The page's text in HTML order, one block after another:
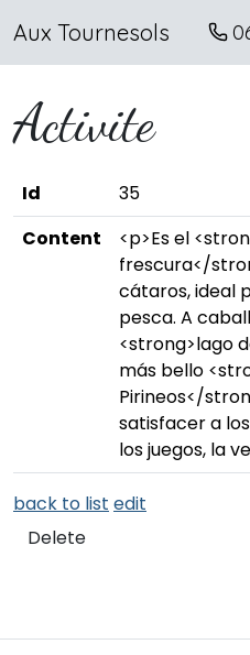
Aux Tournesols
Activite
Id
35
Content
<p>Es el
frescura</
cátaros, ideal
pesca. A
<strong>lago
más bello
Pirineos</
satisfacer a
los juegos, la
back to list edit
Delete